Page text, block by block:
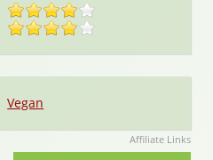
Vegan
Affiliate Links